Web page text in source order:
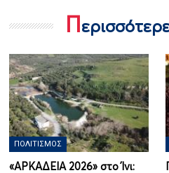
Π
ΠΟΛΙΤΙΣΜΌΣ
«ΑΡΚΑΔΕΙΑ 2026» στο Ίνι: